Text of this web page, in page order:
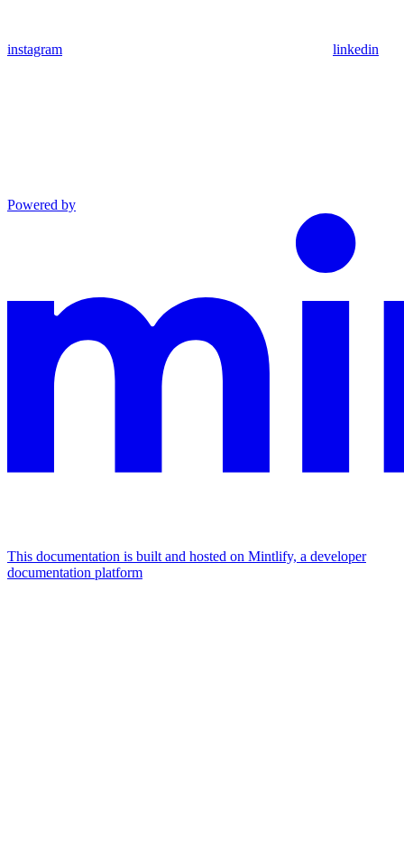
instagram linkedin
Powered by
This documentation is built and hosted on Mintlify, a developer
documentation platform